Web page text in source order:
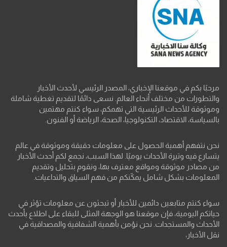
مرحبًا بكم في موقعنا الإخباري، المصدر الرئيسي لأحدث الأخبار
والتطورات من مختلف أنحاء العالم. نسعى دائمًا لتقديم تغطية شاملة
وموثوقة للأحداث الرئيسية التي تهمكم، سواء كنتم مهتمين
بالسياسة، الاقتصاد، التكنولوجيا، الصحة، الرياضة أو الفنون.
نحن نتفهم أهمية الحصول على معلومات دقيقة وموثوقة في عالم
يتسارع فيه وتيرة الأحداث يوميًا. لهذا السبب، نجمع لكم أحدث الأخبار
من مصادر موثوقة ومواقع معترف بها، ونقوم بتحليل وتقديم
المعلومات بشكل شامل يمكّنكم من فهم السياق والتداعيات.
سواء كنتم متابعين دائمين للأخبار أو تبحثون عن معلومات تؤثر في
حياتكم اليومية، فإن موقعنا هو الوجهة المثلى للبقاء على اطلاع بأحدث
الأحداث والمستجدات. نحن نؤمن بأهمية الشفافية والمصداقية في
نقل الأخبار،